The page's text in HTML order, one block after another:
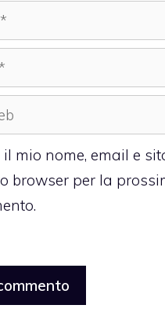
mio nome, email e
browser per la